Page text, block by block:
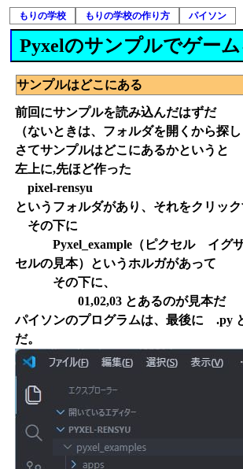
もりの学校 もりの学校の作り方 パイソン
Pyxelのサンプルでゲー
サンプルはどこにある
前回にサンプルを読み込んだはずだ
（ないときは、フォルダを開くから探し
さてサンプルはどこにあるかというと
左上に,先ほど作った
pixel-rensyu
というフォルダがあり、それをクリッ
その下に
Pyxel_example（ピクセル イグ
セルの見本）というホルガがあって
その下に、
01,02,03 とあるのが見本だ
パイソンのプログラムは、最後に .py
だ。